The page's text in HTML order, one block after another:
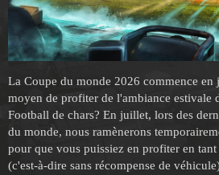
La Coupe du monde 2026 commence
moyen de profiter de l'ambiance estivale
Football de chars? En juillet, lors des
du monde, nous ramènerons
pour que vous puissiez en profiter en
(c'est-à-dire sans récompense de